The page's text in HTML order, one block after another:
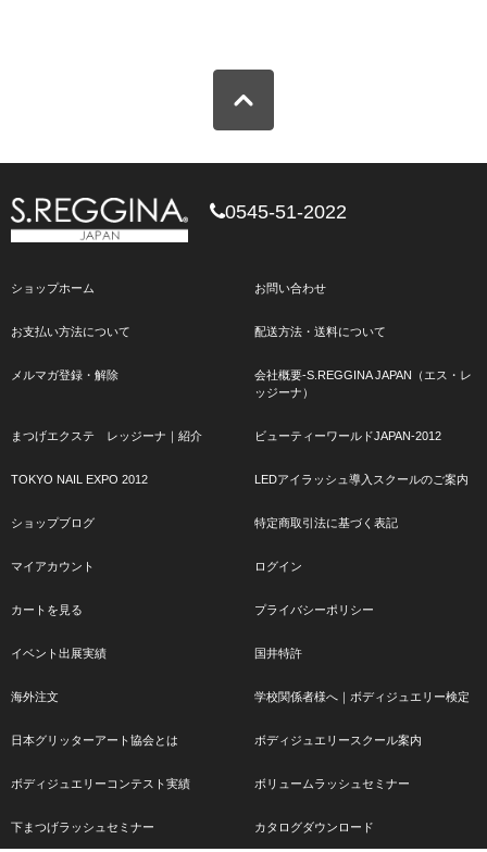
0545-51-2022
ショップホーム お問い合わせ
お支払い方法について 配送方法・送料について
メルマガ登録・解除
会社概要-S.REGGINA JAPAN（エス・レ
ッジーナ）
まつげエクステ レッジーナ｜紹介 ビューティーワールドJAPAN-2012
TOKYO NAIL EXPO 2012 LEDアイラッシュ導入スクールのご案内
ショップブログ 特定商取引法に基づく表記
マイアカウント ログイン
カートを見る プライバシーポリシー
イベント出展実績 国井特許
海外注文 学校関係者様へ｜ボディジュエリー検定
日本グリッターアート協会とは ボディジュエリースクール案内
ボディジュエリーコンテスト実績 ボリュームラッシュセミナー
下まつげラッシュセミナー カタログダウンロード